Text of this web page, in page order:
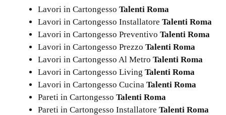
Lavori in Cartongesso Talenti Roma
Lavori in Cartongesso Installatore Talenti Roma
Lavori in Cartongesso Preventivo Talenti Roma
Lavori in Cartongesso Prezzo Talenti Roma
Lavori in Cartongesso Al Metro Talenti Roma
Lavori in Cartongesso Living Talenti Roma
Lavori in Cartongesso Cucina Talenti Roma
Pareti in Cartongesso Talenti Roma
Pareti in Cartongesso Installatore Talenti Roma